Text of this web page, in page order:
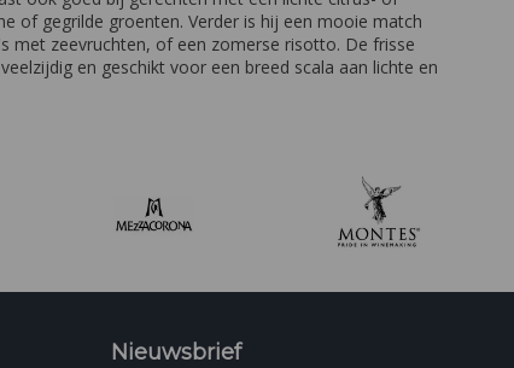
of gegrilde groenten. Verder is hij een mooie match
met zeevruchten, of een zomerse risotto. De frisse
en geschikt voor een breed scala aan lichte en
Nieuwsbrief